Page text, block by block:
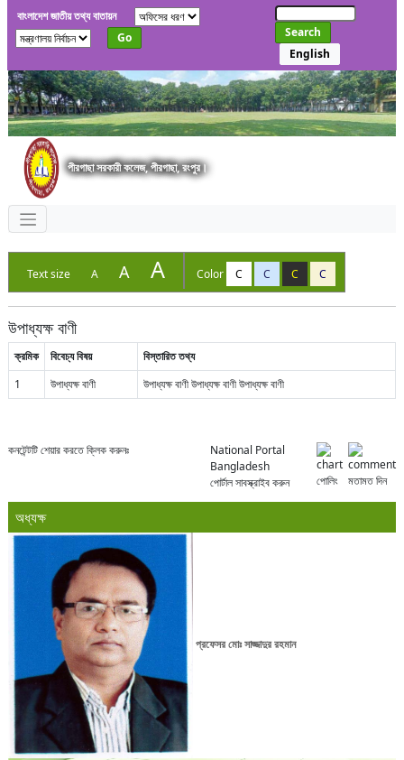
বাংলাদেশ জাতীয় তথ্য বাতায়ন
Go
Search
English
পীরগাছা সরকারী কলেজ, পীরগাছা, রংপুর।
Text size A A A Color C C C C
উপাধ্যক্ষ বাণী
ক্রমিক বিবেচ্য বিষয়
বিস্তারিত তথ্য
1
উপাধ্যক্ষ বাণী উপাধ্যক্ষ বাণী উপাধ্যক্ষ বাণী উপাধ্যক্ষ বাণী
কনটেন্টটি শেয়ার করতে ক্লিক করুনঃ
National Portal
Bangladesh
পোর্টাল সাবস্ক্রাইব করুন
পোলিং মতামত দিন
অধ্যক্ষ
প্রফেসর মোঃ সাজ্জাদুর রহমান